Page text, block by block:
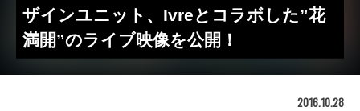
ザインユニット、Ivreとコラボした”花
満開”のライブ映像を公開！
2016.10.28